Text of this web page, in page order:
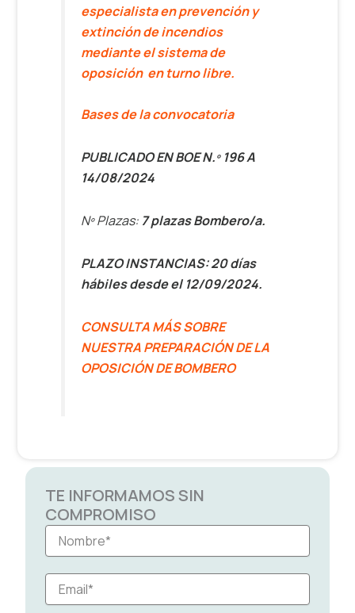
especialista en prevención y
extinción de incendios
mediante el sistema de
oposición en turno libre.
Bases de la convocatoria
PUBLICADO EN BOE N.º 196 A
14/08/2024
Nº Plazas:7plazas Bombero/a.
PLAZO INSTANCIAS: 20 días
hábiles desde el 12/09/2024.
CONSULTA MÁS SOBRE
NUESTRA PREPARACIÓN DE LA
OPOSICIÓN DE BOMBERO
TE INFORMAMOS SIN
COMPROMISO